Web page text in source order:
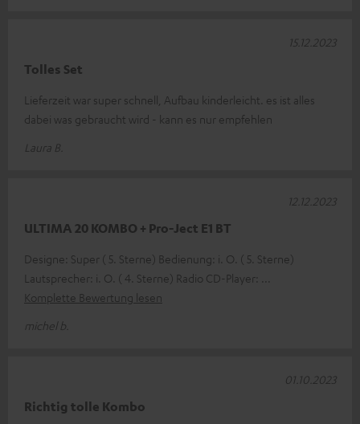
Tolles Set
Lieferzeit war super schnell, Aufbau kinderleicht. es ist alles
dabei was gebraucht wird - kann es nur empfehlen
Laura B.
15.12.2023
ULTIMA 20 KOMBO + Pro-Ject E1 BT
Designe: Super ( 5. Sterne) Bedienung: i. O. ( 5. Sterne)
Lautsprecher: i. O. ( 4. Sterne) Radio CD-Player:
Komplette Bewertung lesen
michel b.
12.12.2023
Richtig tolle Kombo
01.10.2023